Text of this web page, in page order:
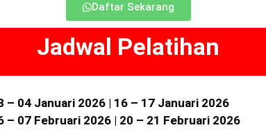
Daftar Sekarang
Jadwal Pelatihan
– 04 Januari 2026 | 16 – 17 Januari 2026
– 07 Februari 2026 | 20 – 21 Februari 2026